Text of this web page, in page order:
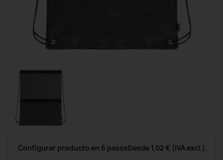
Configurar producto en 6 pasosDesde 1,02 € (IVA excl.)